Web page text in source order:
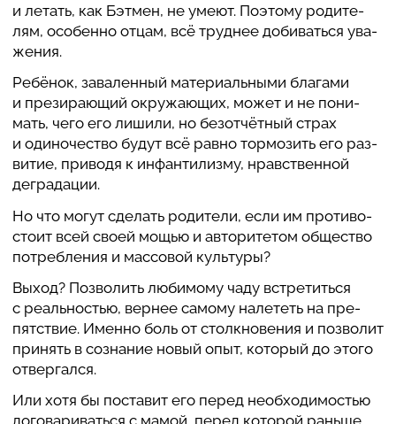
Источники
Материалы
Рубрики
Авторы
Заглавия
Хронология
и летать, как Бэтмен, не умеют. Поэтому роди­те­
лям, осо­бенно отцам, всё труднее доби­ваться ува­
же­ния.
Ребёнок, зава­лен­ный мате­ри­аль­ными благами
и пре­зи­ра­ю­щий окру­жа­ю­щих, может и не пони­
мать, чего его лишили, но безот­чёт­ный страх
и оди­но­че­ство будут всё равно тор­мо­зить его раз­
ви­тие, приводя к инфан­ти­лизму, нрав­ствен­ной
дегра­да­ции.
Но что могут сделать роди­тели, если им проти­во­
стоит всей своей мощью и авто­ри­тетом обще­ство
потре­б­ле­ния и мас­со­вой куль­туры?
Выход? Поз­во­лить люби­мому чаду встретиться
с реаль­но­стью, вернее самому налететь на пре­
пят­ствие. Именно боль от стол­к­но­ве­ния и поз­во­лит
принять в созна­ние новый опыт, который до этого
отвер­гался.
Или хотя бы поставит его перед необ­хо­ди­мо­стью